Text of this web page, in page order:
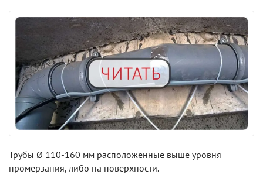
Трубы Ø 110-160 мм расположенные выше уровня
промерзания, либо на поверхности.